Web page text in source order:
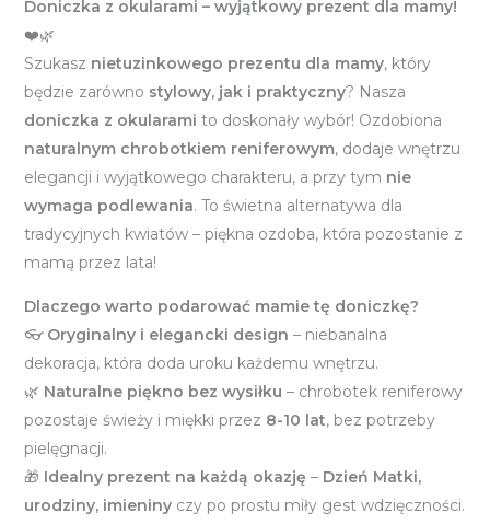
Doniczka z okularami – wyjątkowy prezent dla mamy!
❤️🌿
Szukasz nietuzinkowego prezentu dla mamy, który
będzie zarówno stylowy, jak i praktyczny? Nasza
doniczka z okularami to doskonały wybór! Ozdobiona
naturalnym chrobotkiem reniferowym, dodaje wnętrzu
elegancji i wyjątkowego charakteru, a przy tym nie
wymaga podlewania. To świetna alternatywa dla
tradycyjnych kwiatów – piękna ozdoba, która pozostanie z
mamą przez lata!
Dlaczego warto podarować mamie tę doniczkę?
👓 Oryginalny i elegancki design – niebanalna
dekoracja, która doda uroku każdemu wnętrzu.
🌿 Naturalne piękno bez wysiłku – chrobotek reniferowy
pozostaje świeży i miękki przez 8-10 lat, bez potrzeby
pielęgnacji.
🎁 Idealny prezent na każdą okazję – Dzień Matki,
urodziny, imieninyczy po prostu miły gest wdzięczności.